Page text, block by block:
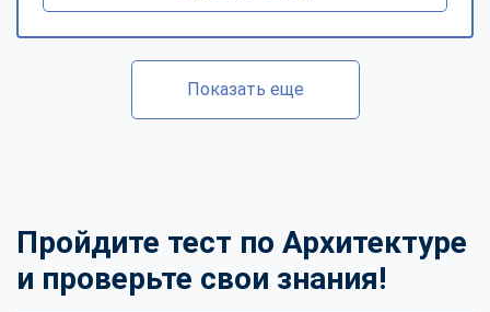
Показать еще
Пройдите тест по Архитектуре
и проверьте свои знания!